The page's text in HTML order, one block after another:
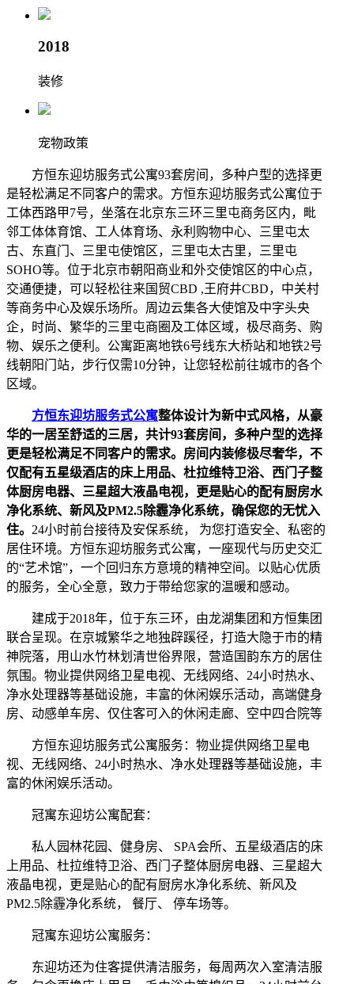
2018
装修
宠物政策
方恒东迎坊服务式公寓93套房间，多种户型的选择更
是轻松满足不同客户的需求。方恒东迎坊服务式公寓位于
工体西路甲7号，坐落在北京东三环三里屯商务区内，毗
邻工体体育馆、工人体育场、永利购物中心、三里屯太
古、东直门、三里屯使馆区，三里屯太古里，三里屯
SOHO等。位于北京市朝阳商业和外交使馆区的中心点，
交通便捷，可以轻松往来国贸CBD ,王府井CBD，中关村
等商务中心及娱乐场所。周边云集各大使馆及中字头央
企，时尚、繁华的三里屯商圈及工体区域，极尽商务、购
物、娱乐之便利。公寓距离地铁6号线东大桥站和地铁2号
线朝阳门站，步行仅需10分钟，让您轻松前往城市的各个
区域。
方恒东迎坊服务式公寓整体设计为新中式风格，从豪
华的一居至舒适的三居，共计93套房间，多种户型的选择
更是轻松满足不同客户的需求。 房间内装修极尽奢华，不
仅配有五星级酒店的床上用品、杜拉维特卫浴、西门子整
体厨房电器、三星超大液晶电视，更是贴心的配有厨房水
净化系统、新风及PM2.5除霾净化系统，确保您的无忧入
住。 24小时前台接待及安保系统， 为您打造安全、私密的
居住环境。方恒东迎坊服务式公寓，一座现代与历史交汇
的“艺术馆”，一个回归东方意境的精神空间。以贴心优质
的服务，全心全意，致力于带给您家的温暖和感动。
建成于2018年，位于东三环，由龙湖集团和方恒集团
联合呈现。在京城繁华之地独辟蹊径，打造大隐于市的精
神院落，用山水竹林划清世俗界限，营造国韵东方的居住
氛围。物业提供网络卫星电视、无线网络、24小时热水、
净水处理器等基础设施，丰富的休闲娱乐活动，高端健身
房、动感单车房、仅住客可入的休闲走廊、空中四合院等
方恒东迎坊服务式公寓服务：物业提供网络卫星电
视、无线网络、24小时热水、净水处理器等基础设施，丰
富的休闲娱乐活动。
冠寓东迎坊公寓配套：
私人园林花园、健身房、 SPA会所、五星级酒店的床
上用品、杜拉维特卫浴、西门子整体厨房电器、三星超大
液晶电视，更是贴心的配有厨房水净化系统、新风及
PM2.5除霾净化系统， 餐厅、 停车场等。
冠寓东迎坊公寓服务：
东迎坊还为住客提供清洁服务，每周两次入室清洁服